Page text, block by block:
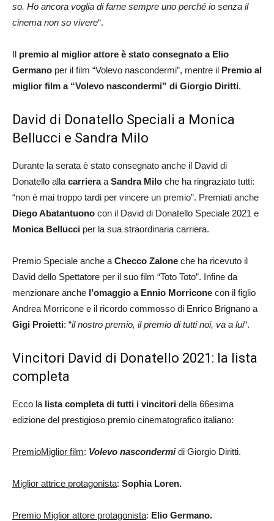
so. Ho ancora voglia di farne sempre uno perché io senza il
cinema non so vivere“.
Il premio al miglior attore è stato consegnato a Elio
Germano per il film “Volevo nascondermi”, mentre il Premio al
miglior film a “Volevo nascondermi” di Giorgio Diritti.
David di Donatello Speciali a Monica
Bellucci e Sandra Milo
Durante la serata è stato consegnato anche il David di
Donatello alla carrieraa Sandra Milo che ha ringraziato tutti:
“non è mai troppo tardi per vincere un premio”. Premiati anche
Diego Abatantuono con il David di Donatello Speciale 2021 e
Monica Bellucci per la sua straordinaria carriera.
Premio Speciale anche a Checco Zalone che ha ricevuto il
David dello Spettatore per il suo film “Toto Toto”. Infine da
menzionare anche l’omaggio a Ennio Morricone con il figlio
Andrea Morricone e il ricordo commosso di Enrico Brignano a
Gigi Proietti: “il nostro premio, il premio di tutti noi, va a lui“.
Vincitori David di Donatello 2021: la lista
completa
Ecco la lista completa di tutti i vincitori della 66esima
edizione del prestigioso premio cinematografico italiano:
PremioMiglior film: Volevo nascondermidi Giorgio Diritti.
Miglior attrice protagonista: Sophia Loren.
Premio Miglior attore protagonista: Elio Germano.